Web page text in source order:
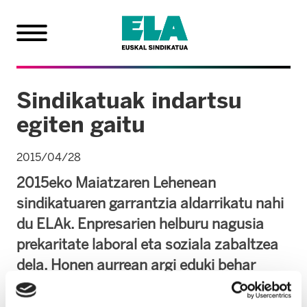
Sindikatuak indartsu
egiten gaitu
2015/04/28
2015eko Maiatzaren Lehenean
sindikatuaren garrantzia aldarrikatu nahi
du ELAk. Enpresarien helburu nagusia
prekaritate laboral eta soziala zabaltzea
dela. Honen aurrean argi eduki behar
dugu langile-klase antolatua dela indarra